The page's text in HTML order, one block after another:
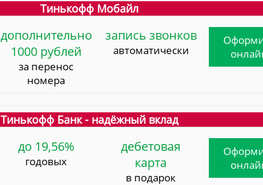
Тинькофф Мобайл
дополнительно
1000 рублей
за перенос
номера
запись звонков
автоматически
Тинькофф Банк - надёжный вклад
до 19,56%
годовых
дебетовая
карта
в подарок